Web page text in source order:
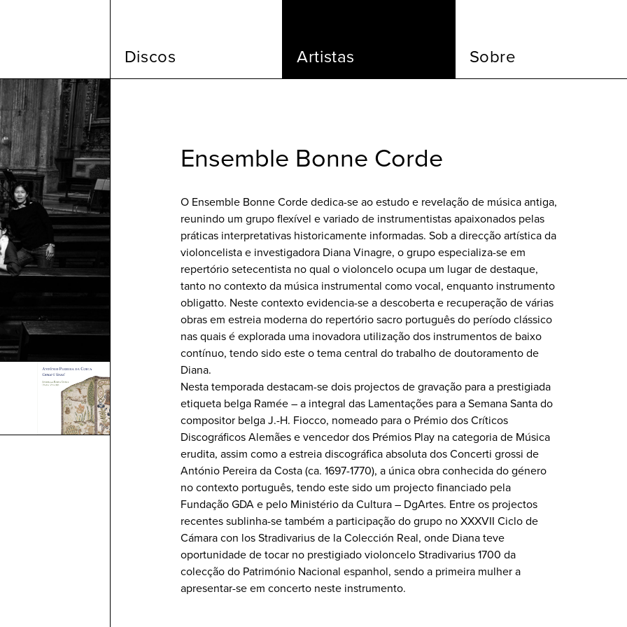
Discos Artistas Sobre
Ensemble Bonne Corde
O Ensemble Bonne Corde dedica-se ao estudo e revelação de música antiga,
reunindo um grupo flexível e variado de instrumentistas apaixonados pelas
práticas interpretativas historicamente informadas. Sob a direcção artística da
violoncelista e investigadora Diana Vinagre, o grupo especializa-se em
repertório setecentista no qual o violoncelo ocupa um lugar de destaque,
tanto no contexto da música instrumental como vocal, enquanto instrumento
obligatto. Neste contexto evidencia-se a descoberta e recuperação de várias
obras em estreia moderna do repertório sacro português do período clássico
nas quais é explorada uma inovadora utilização dos instrumentos de baixo
contínuo, tendo sido este o tema central do trabalho de doutoramento de
Diana.
Nesta temporada destacam-se dois projectos de gravação para a prestigiada
etiqueta belga Ramée – a integral das Lamentações para a Semana Santa do
compositor belga J.-H. Fiocco, nomeado para o Prémio dos Críticos
Discográficos Alemães e vencedor dos Prémios Play na categoria de Música
erudita, assim como a estreia discográfica absoluta dos Concerti grossi de
António Pereira da Costa (ca. 1697-1770), a única obra conhecida do género
no contexto português, tendo este sido um projecto financiado pela
Fundação GDA e pelo Ministério da Cultura – DgArtes. Entre os projectos
recentes sublinha-se também a participação do grupo no XXXVII Ciclo de
Cámara con los Stradivarius de la Colección Real, onde Diana teve
oportunidade de tocar no prestigiado violoncelo Stradivarius 1700 da
colecção do Património Nacional espanhol, sendo a primeira mulher a
apresentar-se em concerto neste instrumento.